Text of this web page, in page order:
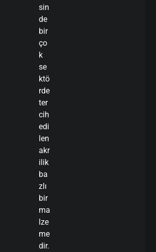
sin
de
bir
ço
k
se
ktö
rde
ter
cih
edi
len
akr
ilik
ba
zlı
bir
ma
lze
me
dir.